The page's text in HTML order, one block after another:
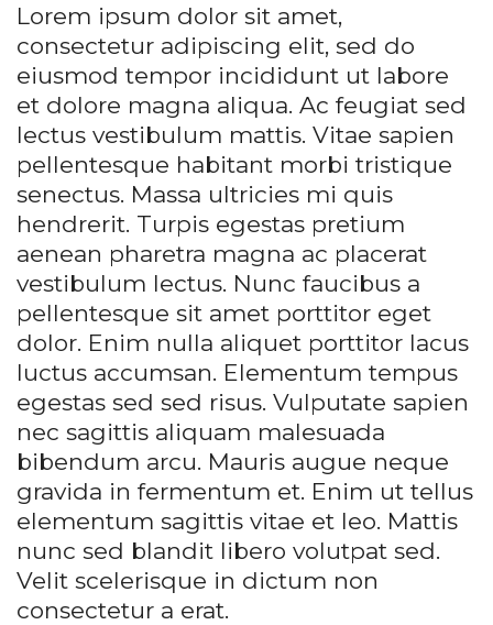
Lorem ipsum dolor sit amet,
consectetur adipiscing elit, sed do
eiusmod tempor incididunt ut labore
et dolore magna aliqua. Ac feugiat sed
lectus vestibulum mattis. Vitae sapien
pellentesque habitant morbi tristique
senectus. Massa ultricies mi quis
hendrerit. Turpis egestas pretium
aenean pharetra magna ac placerat
vestibulum lectus. Nunc faucibus a
pellentesque sit amet porttitor eget
dolor. Enim nulla aliquet porttitor lacus
luctus accumsan. Elementum tempus
egestas sed sed risus. Vulputate sapien
nec sagittis aliquam malesuada
bibendum arcu. Mauris augue neque
gravida in fermentum et. Enim ut tellus
elementum sagittis vitae et leo. Mattis
nunc sed blandit libero volutpat sed.
Velit scelerisque in dictum non
consectetur a erat.